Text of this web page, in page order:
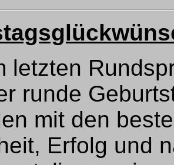
letzten
runde
mit den
Erfolg und